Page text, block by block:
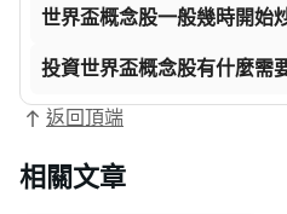
世界盃概念股一般幾時開始
投資世界盃概念股有什麼需
返回頂端
相關文章